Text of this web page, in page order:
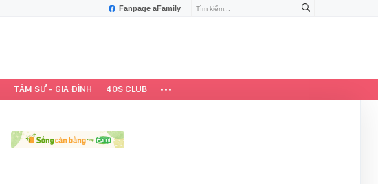
Fanpage aFamily
TÂM SỰ - GIA ĐÌNH 40S CLUB